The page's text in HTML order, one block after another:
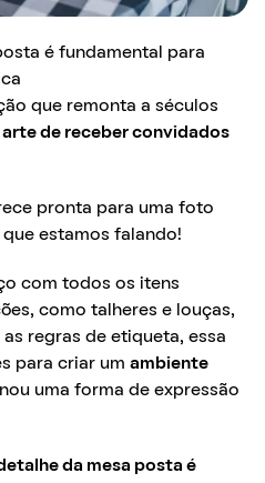
é fundamental para
que remonta a séculos
arte de receber convidados
pronta para uma foto
estamos falando!
com todos os itens
como talheres e louças,
regras de etiqueta, essa
para criar um ambiente
uma forma de expressão
da mesa posta é